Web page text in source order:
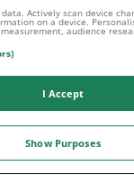
Actively scan device
on a device.
audience
I Accept
Show Purposes